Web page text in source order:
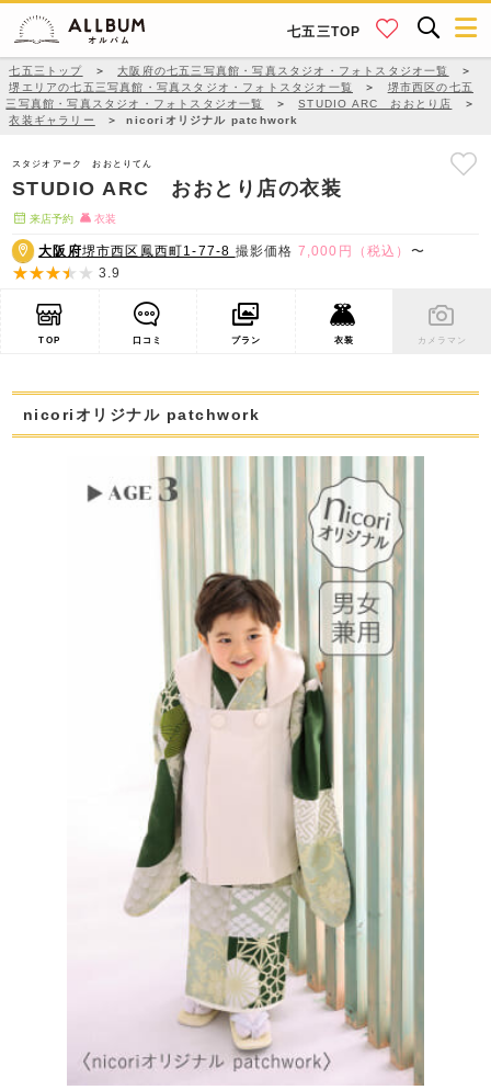
七五三TOP
七五三トップ ＞ 大阪府の七五三写真館・写真スタジオ・フォトスタジオ一覧
＞
堺エリアの七五三写真館・写真スタジオ・フォトスタジオ一覧
＞
堺市西区の七五
三写真館・写真スタジオ・フォトスタジオ一覧
＞ STUDIO ARC おおとり店
＞
衣装ギャラリー
＞ nicoriオリジナル patchwork
スタジオアーク おおとりてん
STUDIO ARC おおとり店の衣装
来店予約 衣装
大阪府堺市西区鳳西町1-77-8 撮影価格 7,000円（税込） 〜
3.9
TOP 口コミ プラン 衣装 カメラマン
nicoriオリジナル patchwork